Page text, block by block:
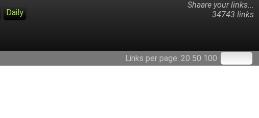
Shaare your links...
34743 links
Daily
Links per page: 20 50 100